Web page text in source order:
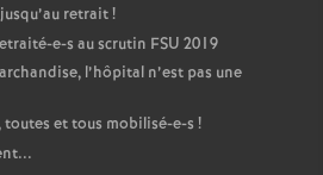
retrait!
e-s au scrutin FSU 2019
l’hôpital n’est pas une
toutes et tous mobilisé-e-s !